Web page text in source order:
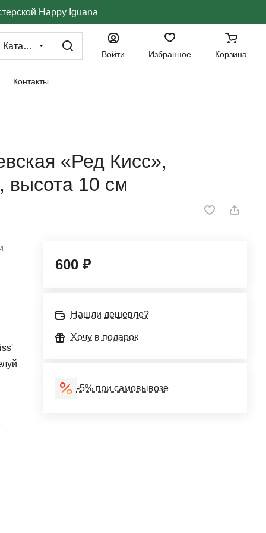
Happy Iguana
Каталог
Войти Избранное Корзина
Контакты
«Ред Кисс»,
высота 10 см
600 ₽
Нашли дешевле?
Хочу в подарок
-5% при самовывозе